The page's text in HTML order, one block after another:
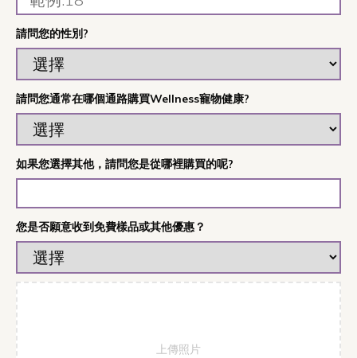
請問您的性別?
請問您通常在哪個通路購買Wellness寵物健康?
如果您選擇其他，請問您是從哪裡購買的呢?
您是否願意收到免費樣品或其他優惠？
上傳照片